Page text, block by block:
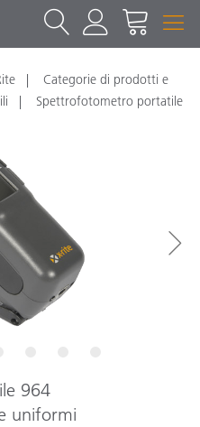
Categorie di prodotti e
Spettrofotometro portatile
964
uniformi